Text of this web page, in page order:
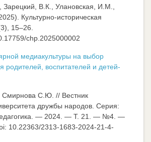
Зарецкий, В.К., Улановская, И.М.,
Культурно-историческая
15–26.
chp.2025000002
медиакультуры на выбор
родителей, воспитателей и детей-
Смирнова С.Ю. // Вестник
дружбы народов. Серия:
— 2024. — Т. 21. — №4. —
10.22363/2313-1683-2024-21-4-